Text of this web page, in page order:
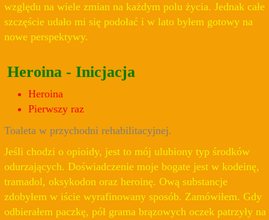
względu na wiele zmian na każdym polu życia. Jednak całe
szczęście udało mi się podołać i w lato byłem gotowy na
nowe perspektywy.
Heroina - Inicjacja
Heroina
Pierwszy raz
Toaleta w przychodni rehabilitacyjnej.
Jeśli chodzi o opioidy, jest to mój ulubiony typ środków
odurzających. Doświadczenie moje bogate jest w kodeinę,
tramadol, oksykodon oraz heroinę. Ową substancje
zdobyłem w iście wyrafinowany sposób. Zamówiłem. Gdy
odbierałem paczkę, pół grama brązowych oczek patrzyły na